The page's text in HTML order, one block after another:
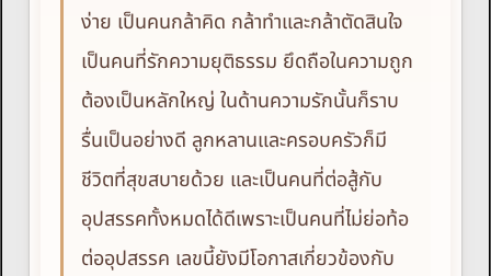
ง่าย เป็นคนกล้าคิด กล้าทำและกล้าตัดสินใจ
เป็นคนที่รักความยุติธรรม ยึดถือในความถูก
ต้องเป็นหลักใหญ่ ในด้านความรักนั้นก็ราบ
รื่นเป็นอย่างดี ลูกหลานและครอบครัวก็มี
ชีวิตที่สุขสบายด้วย และเป็นคนที่ต่อสู้กับ
อุปสรรคทั้งหมดได้ดีเพราะเป็นคนที่ไม่ย่อท้อ
ต่ออุปสรรค เลขนี้ยังมีโอกาสเกี่ยวข้องกับ